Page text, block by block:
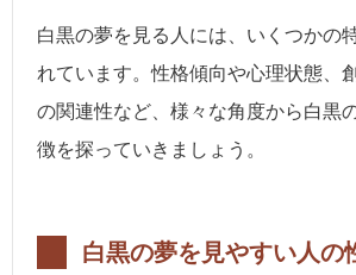
白黒の夢を見る人には、いくつかの
れています。性格傾向や心理状態、
の関連性など、様々な角度から白黒
徴を探っていきましょう。
白黒の夢を見やすい人の